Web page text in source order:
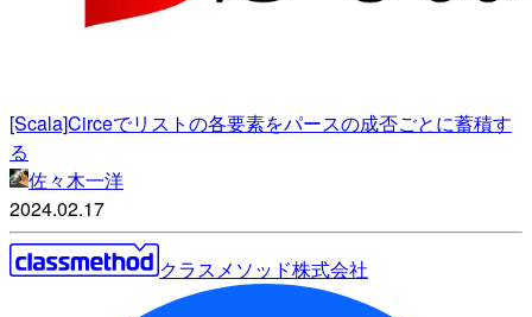
[Scala]Circeでリストの各要素をパースの成否ごとに蓄積す
る
佐々木一洋
2024.02.17
クラスメソッド株式会社